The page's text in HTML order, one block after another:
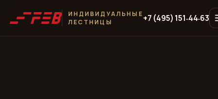
ИНДИВИДУАЛЬНЫЕ
ЛЕСТНИЦЫ
+7 (495) 151‑44‑63